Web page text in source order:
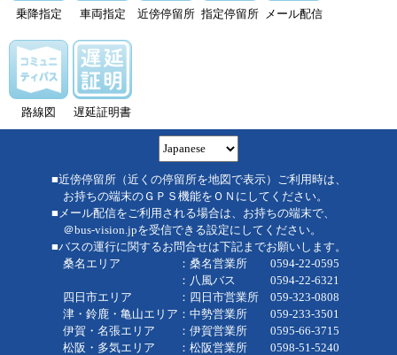
乗降指定 車両指定 近傍停留所 指定停留所 メール配信
路線図 遅延証明書
■近傍停留所（近くの停留所を地図で表示）ご利用時は、
お持ちの端末のＧＰＳ機能をＯＮにしてください。
■メール配信をご利用される場合は、お持ちの端末で、
＠bus-vision.jpを受信できる設定にしてください。
■バスの運行に関するお問合せは下記までお願いします。
桑名エリア ：桑名営業所 0594-22-0595
：八風バス 0594-22-6321
四日市エリア ：四日市営業所 059-323-0808
津・鈴鹿・亀山エリア：中勢営業所 059-233-3501
伊賀・名張エリア ：伊賀営業所 0595-66-3715
松阪・多気エリア ：松阪営業所 0598-51-5240